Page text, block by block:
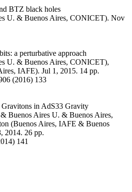
BTZ black holes
U. & Buenos Aires, CONICET). Nov
a perturbative approach
U. & Buenos Aires, CONICET),
IAFE). Jul 1, 2015. 14 pp.
(2016) 133
in AdS33 Gravity
Buenos Aires U. & Buenos Aires,
(Buenos Aires, IAFE & Buenos
2014. 26 pp.
141